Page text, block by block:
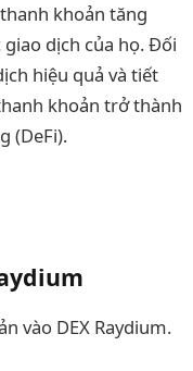
khoản tăng
dịch của họ. Đối
hiệu quả và tiết
khoản trở thành
(DeFi).
vào DEX Raydium.